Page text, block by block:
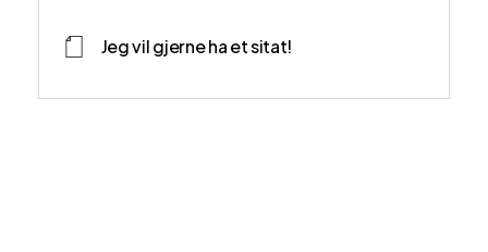
Jeg vil gjerne ha et sitat!